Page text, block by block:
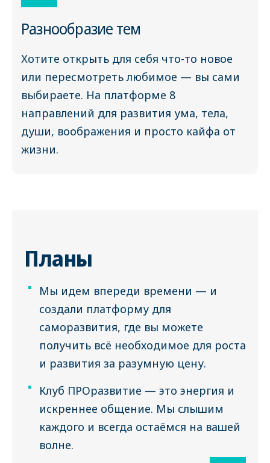
Разнообразие тем
Хотите открыть для себя что-то новое
или пересмотреть любимое — вы сами
выбираете. На платформе 8
направлений для развития ума, тела,
души, воображения и просто кайфа от
жизни.
Планы
Мы идем впереди времени — и
создали платформу для
саморазвития, где вы можете
получить всё необходимое для роста
и развития за разумную цену.
Клуб ПРОразвитие — это энергия и
искреннее общение. Мы слышим
каждого и всегда остаёмся на вашей
волне.